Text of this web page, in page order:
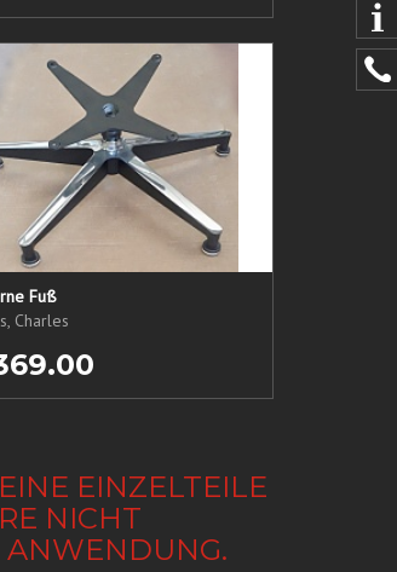
Fuß
Charles
EINZELTEILE
NICHT
ANWENDUNG.